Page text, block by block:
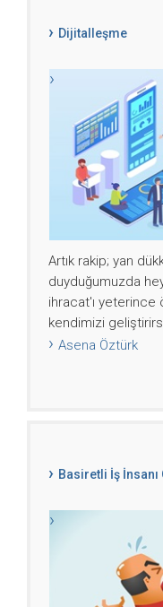
Dijitalleşme
Artık rakip; yan
duyduğumuzda
ihracat'ı
kendimizi
Asena Öztürk
Basiretli İş İnsanı